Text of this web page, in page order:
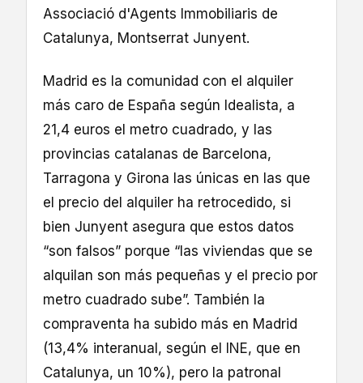
Associació d'Agents Immobiliaris de
Catalunya, Montserrat Junyent.
Madrid es la comunidad con el alquiler
más caro de España según Idealista, a
21,4 euros el metro cuadrado, y las
provincias catalanas de Barcelona,
Tarragona y Girona las únicas en las que
el precio del alquiler ha retrocedido, si
bien Junyent asegura que estos datos
“son falsos” porque “las viviendas que se
alquilan son más pequeñas y el precio por
metro cuadrado sube”. También la
compraventa ha subido más en Madrid
(13,4% interanual, según el INE, que en
Catalunya, un 10%), pero la patronal